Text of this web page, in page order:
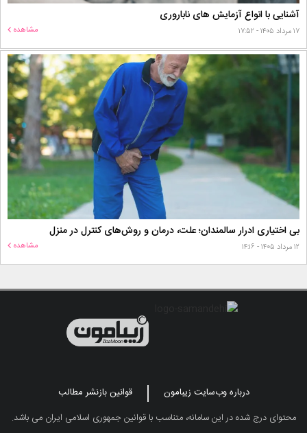
آشنایی با انواع آزمایش های ناباروری
۱۷ مرداد ۱۴۰۵ - ۱۷:۵۲ مشاهده
بی اختیاری ادرار سالمندان؛ علت، درمان و روش‌های کنترل در منزل
۱۲ مرداد ۱۴۰۵ - ۱۴:۱۶ مشاهده
درباره وب‌سایت زیبامون
قوانین بازنشر مطالب
محتوای درج شده در این سامانه، متناسب با قوانین جمهوری اسلامی ایران می باشد.